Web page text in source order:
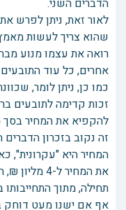
הדברים השני.
לאור זאת, ניתן לפרש
שהוא צריך לעשות
רואה את עצמו מנוע
אחרים, כל עוד
כמו כן, ניתן לומר,
זכות קדימה לתובעים
זה נקוב בזכרון
המחיר היא "עקרונית",
את המחיר ל-
תחילה, מתוך התחייבותו
אף אם ישנו מעט דוחק